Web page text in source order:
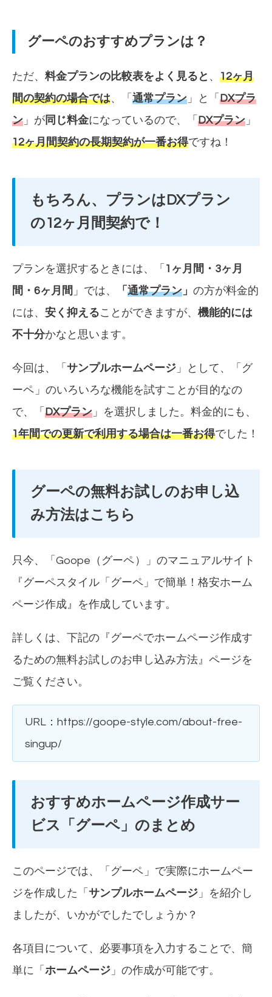
グーペのおすすめプランは？
ただ、 料金プランの比較表をよく見ると 、 12ヶ月
間の契約の場合では、「 通常プラン 」と「 DXプラ
ン 」が 同じ料金になっているので、「 DXプラン 」
12ヶ月間契約の長期契約が一番お得ですね！
もちろん、プランはDXプラン
の12ヶ月間契約で！
プランを選択するときには、「 1ヶ月間・3ヶ月
間・6ヶ月間 」では、 「 通常プラン 」 の方が料金的
には、 安く抑えることができますが、 機能的には
不十分かなと思います。
今回は、「 サンプルホームページ 」として、「 グ
ーペ 」のいろいろな機能を試すことが目的なの
で、「 DXプラン 」を選択しました。料金的にも、
1年間での更新で利用する場合は一番お得でした！
グーペの無料お試しのお申し込
み方法はこちら
只今、「Goope（ グーペ ）」のマニュアルサイト
『 グーペスタイル「グーペ」で簡単！格安ホーム
ページ作成 』を作成しています。
詳しくは、下記の『 グーペでホームページ作成す
るための無料お試しのお申し込み方法 』ページを
ご覧ください。
URL： https://goope-style.com/about-free-
singup/
おすすめホームページ作成サー
ビス「グーペ」のまとめ
このページでは、「 グーペ 」で実際にホームペー
ジを作成した「 サンプルホームページ 」を紹介し
ましたが、いかがでしたでしょうか？
各項目について、必要事項を入力することで、簡
単に「 ホームページ 」の作成が可能です。